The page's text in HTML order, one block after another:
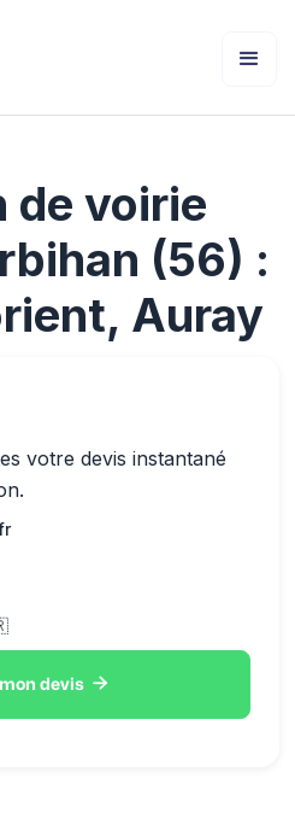
de voirie
(56) :
Auray
votre devis instantané
devis 